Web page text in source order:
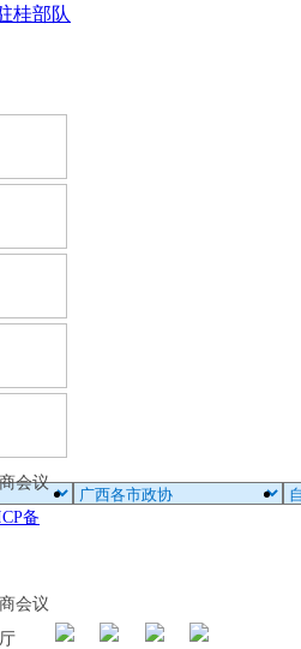
桂部队
会议
备
会议